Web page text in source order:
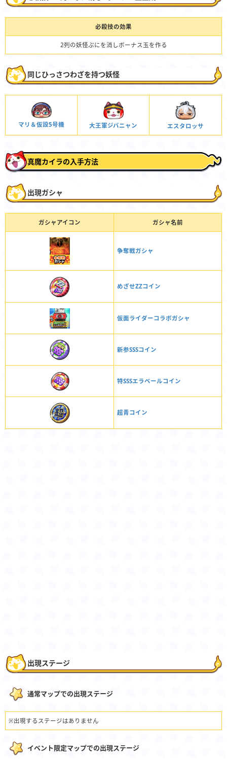
必殺技の効果
2列の妖怪ぷにを消しボーナス玉を作る
同じひっさつわざを持つ妖怪
マリ＆仮設5号機 大王軍ジバニャン エスタロッサ
真魔カイラの入手方法
出現ガシャ
ガシャアイコン ガシャ名前
争奪戦ガシャ
めざせZZコイン
仮面ライダーコラボガシャ
新参SSSコイン
特SSSエラベールコイン
超青コイン
出現ステージ
通常マップでの出現ステージ
※出現するステージはありません
イベント限定マップでの出現ステージ